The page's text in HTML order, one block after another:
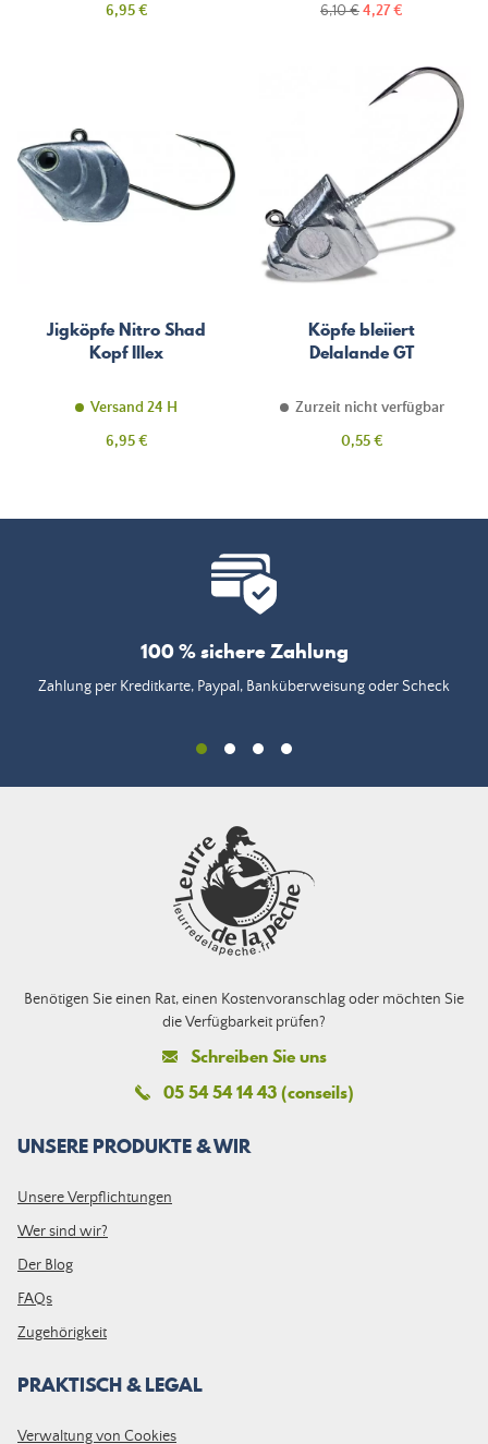
Preis
6,95 €
Regulärer
6,10 €Preis
4,27 €
Jigköpfe Nitro Shad
Kopf Illex
Versand 24 H
Preis
6,95 €
Köpfe bleiiert
Delalande GT
Zurzeit nicht verfügbar
Preis
0,55 €
100 % sichere Zahlung
Zahlung per Kreditkarte, Paypal, Banküberweisung oder Scheck
Benötigen Sie einen Rat, einen Kostenvoranschlag oder möchten Sie
die Verfügbarkeit prüfen?
Schreiben Sie uns
05 54 54 14 43 (conseils)
UNSERE PRODUKTE & WIR
Unsere Verpflichtungen
Wer sind wir?
Der Blog
FAQs
Zugehörigkeit
PRAKTISCH & LEGAL
Verwaltung von Cookies